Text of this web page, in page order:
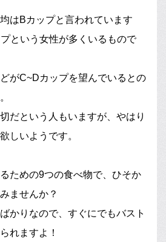
はBカップと言われています
という女性が多くいるもので
がC~Dカップを望んでいるとの
だという人もいますが、やはり
しいようです。
ための9つの食べ物で、ひそか
ませんか？
かりなので、すぐにでもバスト
れますよ！